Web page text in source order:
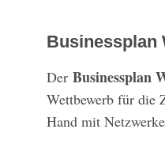
Businessplan
Der Businessplan
Wettbewerb für die
Hand mit